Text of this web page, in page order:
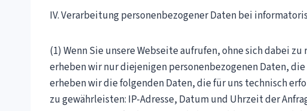
IV. Verarbeitung personenbezogener Daten bei
(1) Wenn Sie unsere Webseite aufrufen, ohne sich dabei
erheben wir nur diejenigen personenbezogenen Daten,
erheben wir die folgenden Daten, die für uns technisch
zu gewährleisten: IP-Adresse, Datum und Uhrzeit der